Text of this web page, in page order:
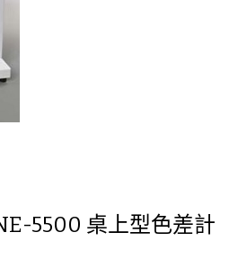
5500 桌上型色差計